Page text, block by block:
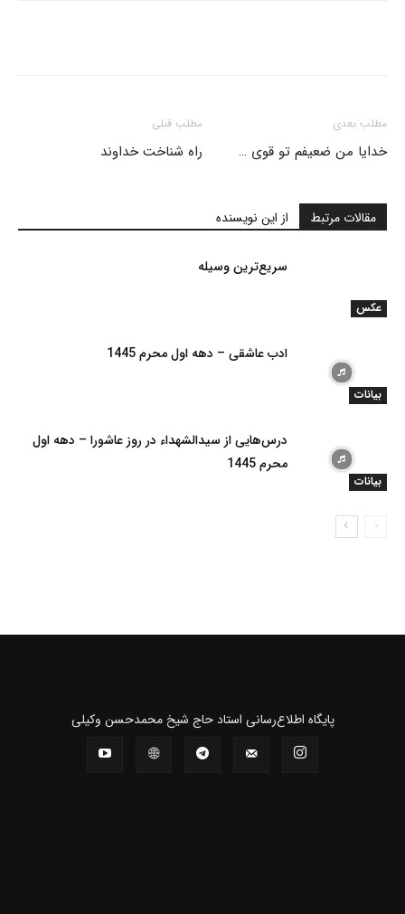
مطلب قبلی
راه شناخت خداوند
مطلب بعدی
خدایا من ضعیفم تو قوی …
مقالات مرتبط از این نویسنده
عکس
سریع‌ترین وسیله
بیانات
ادب عاشقی – دهه اول محرم 1445
بیانات
درس‌هایی از سیدالشهداء در روز عاشورا – دهه اول
محرم 1445
پايگاه اطلاع‌رسانی استاد حاج شیخ محمدحسن وکیلی